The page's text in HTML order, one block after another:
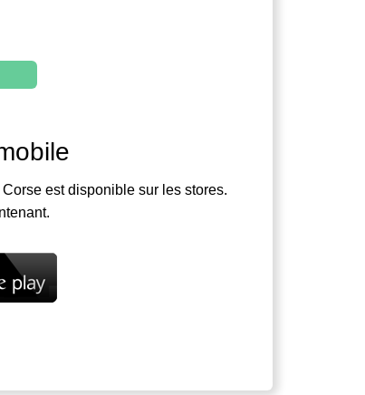
est disponible sur les stores.